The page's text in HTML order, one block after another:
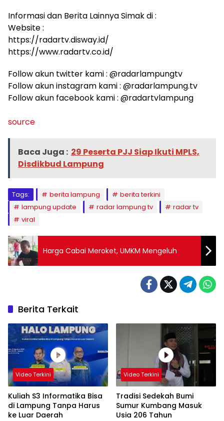
Informasi dan Berita Lainnya Simak di :
Website :
https://radartv.disway.id/
https://www.radartv.co.id/
Follow akun twitter kami : @radarlampungtv
Follow akun instagram kami : @radarlampung.tv
Follow akun facebook kami : @radartvlampung
source
Baca Juga : 29 Peserta PJJ Siap Ikuti MPLS,
Disdikbud Lampung
Tags: berita lampung
berita terkini
lampung update
radar lampung tv
radar tv
viral
Harga Cabai Meroket, UMKM Mengeluh
Berita Terkait
Video Terkini
Kuliah S3 Informatika Bisa
di Lampung Tanpa Harus
ke Luar Daerah
Video Terkini
Tradisi Sedekah Bumi
Sumur Kumbang Masuk
Usia 206 Tahun